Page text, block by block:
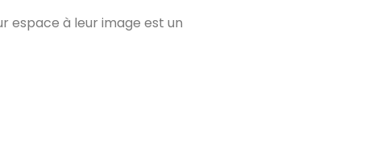
espace à leur image est un